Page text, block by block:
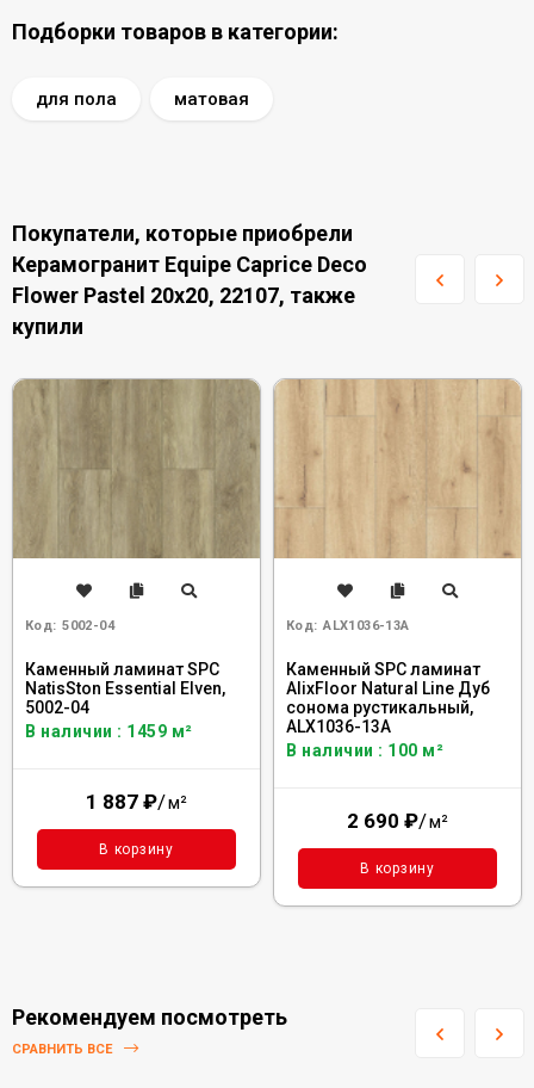
Подборки товаров в категории:
для пола матовая
Покупатели, которые приобрели
Керамогранит Equipe Caprice Deco
Flower Pastel 20x20, 22107, также
купили
Код: 5002-04
Каменный ламинат SPC
NatisSton Essential Elven,
5002-04
В наличии : 1459 м²
1 887 ₽/м²
В корзину
Код: ALX1036-13А
Каменный SPC ламинат
AlixFloor Natural Line Дуб
сонома рустикальный,
ALX1036-13А
В наличии : 100 м²
2 690 ₽/м²
В корзину
Рекомендуем посмотреть
СРАВНИТЬ ВСЕ